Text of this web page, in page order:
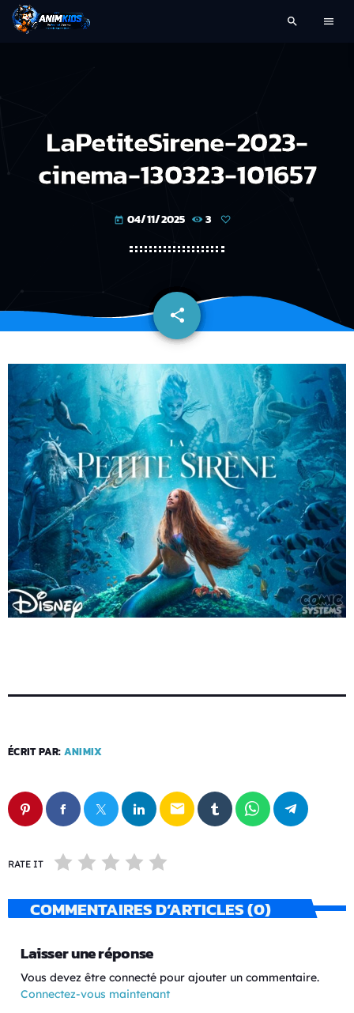
search menu
LaPetiteSirene-2023-
cinema-130323-101657
today 04/11/2025 3
share
email
ÉCRIT PAR: ANIMIX
email
RATE IT
COMMENTAIRES D’ARTICLES (0)
Laisser une réponse
Vous devez être connecté pour ajouter un commentaire.
Connectez-vous maintenant